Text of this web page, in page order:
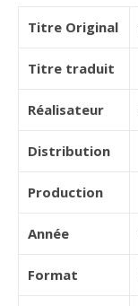
Titre Original
Titre traduit
Réalisateur
Distribution
Production
Année
Format